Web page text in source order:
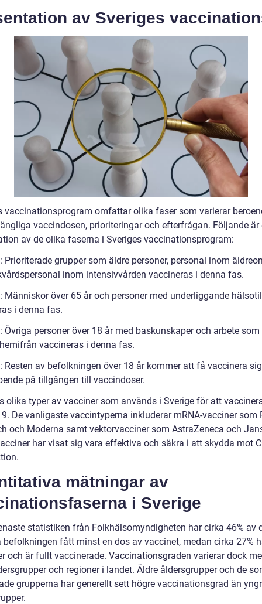
av Sveriges
vaccinationsprogram omfattar olika faser som varierar
vaccindosen, prioriteringar och efterfrågan. Följande är
av de olika faserna i Sveriges vaccinationsprogram:
Prioriterade grupper som äldre personer, personal inom
inom intensivvården vaccineras i denna fas.
Människor över 65 år och personer med underliggande
i denna fas.
Övriga personer över 18 år med baskunskaper och arbete
vaccineras i denna fas.
Resten av befolkningen över 18 år kommer att få vaccinera
på tillgången till vaccindoser.
olika typer av vacciner som används i Sverige för att
De vanligaste vaccintyperna inkluderar mRNA-vacciner som
och Moderna samt vektorvacciner som AstraZeneca och
har visat sig vara effektiva och säkra i att skydda mot
mätningar av
i Sverige
statistiken från Folkhälsomyndigheten har cirka 46% av
befolkningen fått minst en dos av vaccinet, medan cirka 27%
och är fullt vaccinerade. Vaccinationsgraden varierar dock
och regioner i landet. Äldre åldersgrupper och de
grupperna har generellt sett högre vaccinationsgrad än